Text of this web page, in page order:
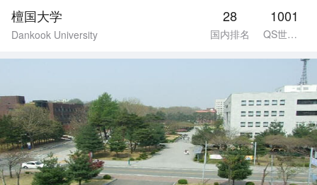
檀国大学
Dankook University
1001
QS世界排名
28
国内排名